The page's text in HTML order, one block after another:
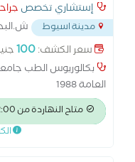
إستشاري تخصص
مدينة اسيوط
سعر الكشف:100
العامة 1988
متاح النهاردة من 12:00 مساءً